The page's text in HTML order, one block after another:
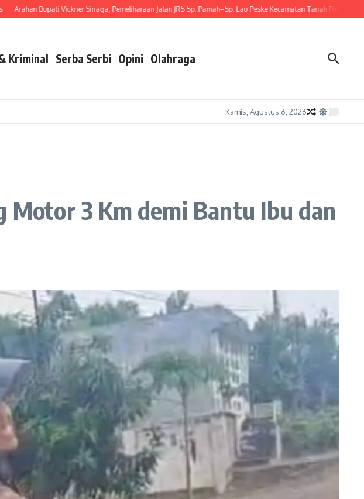
Bupati Vickner Sinaga, Pemeliharaan Jalan JRS Sp. Pamah–Sp. Lau Peske Kecamatan Tanah Pinem
Kriminal Serba Serbi Opini Olahraga
Kamis, Agustus 6, 2026
3 Km demi Bantu Ibu dan